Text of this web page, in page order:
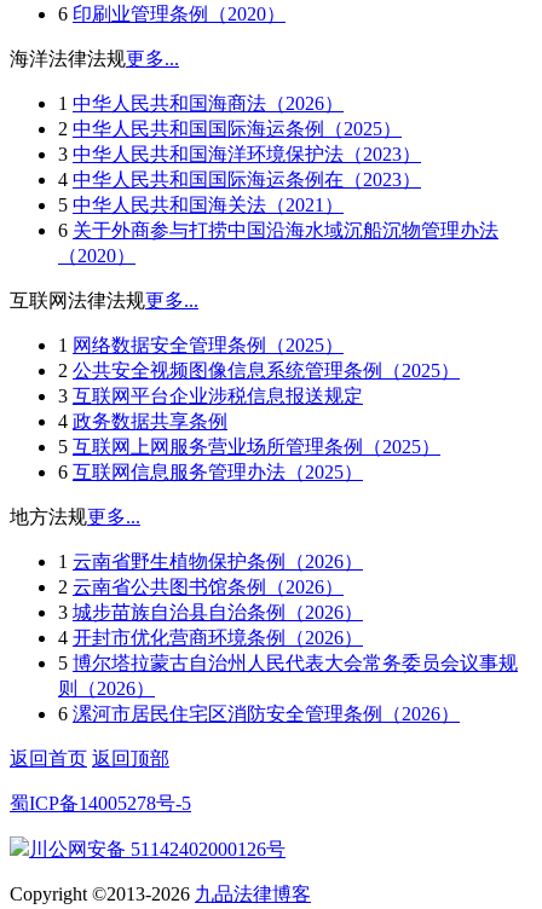
6 印刷业管理条例（2020）
海洋法律法规更多...
1 中华人民共和国海商法（2026）
2 中华人民共和国国际海运条例（2025）
3 中华人民共和国海洋环境保护法（2023）
4 中华人民共和国国际海运条例在（2023）
5 中华人民共和国海关法（2021）
6 关于外商参与打捞中国沿海水域沉船沉物管理办法
（2020）
互联网法律法规更多...
1 网络数据安全管理条例（2025）
2 公共安全视频图像信息系统管理条例（2025）
3 互联网平台企业涉税信息报送规定
4 政务数据共享条例
5 互联网上网服务营业场所管理条例（2025）
6 互联网信息服务管理办法（2025）
地方法规更多...
1 云南省野生植物保护条例（2026）
2 云南省公共图书馆条例（2026）
3 城步苗族自治县自治条例（2026）
4 开封市优化营商环境条例（2026）
5 博尔塔拉蒙古自治州人民代表大会常务委员会议事规
则（2026）
6 漯河市居民住宅区消防安全管理条例（2026）
返回首页 返回顶部
蜀ICP备14005278号-5
川公网安备 51142402000126号
Copyright ©2013-2026 九品法律博客